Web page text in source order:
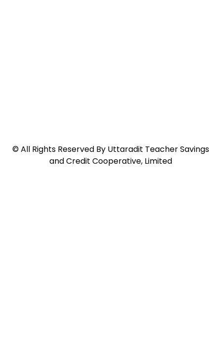
©All Rights Reserved By Uttaradit Teacher Savings
and Credit Cooperative, Limited